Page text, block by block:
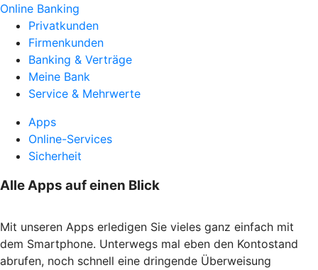
Online Banking
Privatkunden
Firmenkunden
Banking & Verträge
Meine Bank
Service & Mehrwerte
Apps
Online-Services
Sicherheit
Alle Apps auf einen Blick
Mit unseren Apps erledigen Sie vieles ganz einfach mit
dem Smartphone. Unterwegs mal eben den Kontostand
abrufen, noch schnell eine dringende Überweisung